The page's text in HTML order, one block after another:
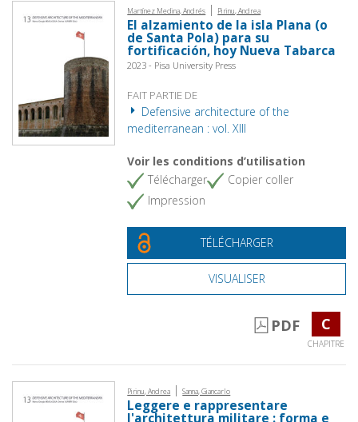
Martínez Medina, Andrés | Pirinu, Andrea
El alzamiento de la isla Plana (o
de Santa Pola) para su
fortificación, hoy Nueva Tabarca
2023 - Pisa University Press
FAIT PARTIE DE
Defensive architecture of the
mediterranean : vol. XIII
Voir les conditions d’utilisation
Télécharger
Copier coller
Impression
TÉLÉCHARGER
VISUALISER
PDF C
CHAPITRE
Pirinu, Andrea | Sanna, Giancarlo
Leggere e rappresentare
l'architettura militare : forma e